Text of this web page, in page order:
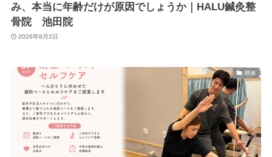
み、本当に年齢だけが原因でしょうか｜HALU鍼灸整
骨院 池田院
2026年8月2日
腰痛